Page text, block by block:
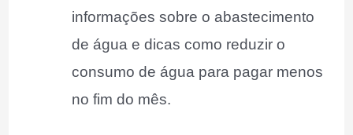
informações sobre o abastecimento
de água e dicas como reduzir o
consumo de água para pagar menos
no fim do mês.